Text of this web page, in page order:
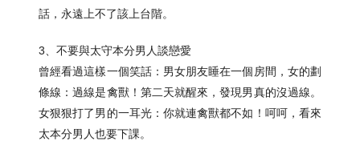
話，永遠上不了該上台階。
3、不要與太守本分男人談戀愛
曾經看過這樣一個笑話：男女朋友睡在一個房間，女的劃
條線：過線是禽獸！第二天就醒來，發現男真的沒過線。
女狠狠打了男的一耳光：你就連禽獸都不如！呵呵，看來
太本分男人也要下課。